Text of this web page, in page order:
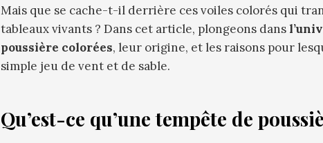
Mais que se cache-t-il derrière ces voiles colorés qui
tableaux vivants ? Dans cet article, plongeons dans
poussière colorées, leur origine, et les raisons pour
simple jeu de vent et de sable.
Qu’est-ce qu’une tempête de